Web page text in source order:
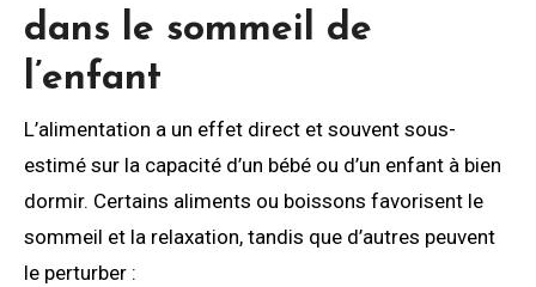
dans le sommeil de
l’enfant
L’alimentation a un effet direct et souvent sous-
estimé sur la capacité d’un bébé ou d’un enfant à bien
dormir. Certains aliments ou boissons favorisent le
sommeil et la relaxation, tandis que d’autres peuvent
le perturber :